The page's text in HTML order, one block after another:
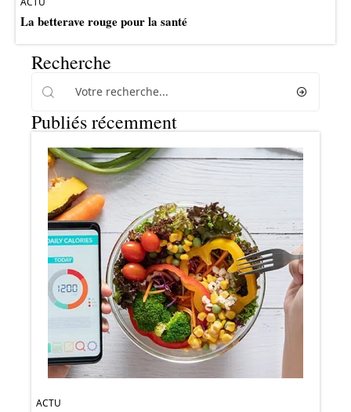
La betterave rouge pour la santé
Recherche
Publiés récemment
ACTU